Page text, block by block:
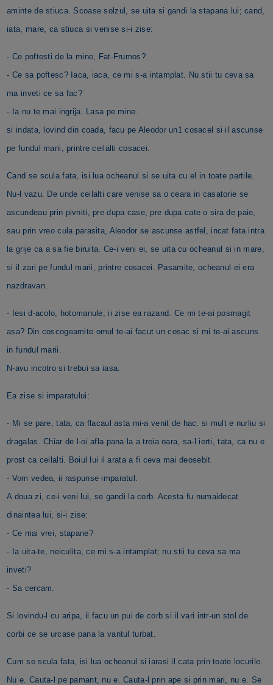
aminte de stiuca. Scoase solzul, se uita si gandi la stapana lui; cand,
iata, mare, ca stiuca si venise si-i zise:
- Ce poftesti de la mine, Fat-Frumos?
- Ce sa poftesc? Iaca, iaca, ce mi s-a intamplat. Nu stii tu ceva sa
ma inveti ce sa fac?
- Ia nu te mai ingrija. Lasa pe mine.
si indata, lovind din coada, facu pe Aleodor un1 cosacel si il ascunse
pe fundul marii, printre ceilalti cosacei.
Cand se scula fata, isi lua ocheanul si se uita cu el in toate partile.
Nu-l vazu. De unde ceilalti care venise sa o ceara in casatorie se
ascundeau prin pivniti, pre dupa case, pre dupa cate o sira de paie,
sau prin vreo cula parasita, Aleodor se ascunse astfel, incat fata intra
la grije ca a sa fie biruita. Ce-i veni ei, se uita cu ocheanul si in mare,
si il zari pe fundul marii, printre cosacei. Pasamite, ocheanul ei era
nazdravan.
- Iesi d-acolo, hotomanule, ii zise ea razand. Ce mi te-ai posmagit
asa? Din coscogeamite omul te-ai facut un cosac si mi te-ai ascuns
in fundul marii.
N-avu incotro si trebui sa iasa.
Ea zise si imparatului:
- Mi se pare, tata, ca flacaul asta mi-a venit de hac. si mult e nurliu si
dragalas. Chiar de l-oi afla pana la a treia oara, sa-l ierti, tata, ca nu e
prost ca ceilalti. Boiul lui il arata a fi ceva mai deosebit.
- Vom vedea, ii raspunse imparatul.
A doua zi, ce-i veni lui, se gandi la corb. Acesta fu numaidecat
dinaintea lui, si-i zise:
- Ce mai vrei, stapane?
- Ia uita-te, neiculita, ce mi s-a intamplat; nu stii tu ceva sa ma
inveti?
- Sa cercam.
Si lovindu-l cu aripa, il facu un pui de corb si il vari intr-un stol de
corbi ce se urcase pana la vantul turbat.
Cum se scula fata, isi lua ocheanul si iarasi il cata prin toate locurile.
Nu e. Cauta-l pe pamant, nu e. Cauta-l prin ape si prin mari, nu e. Se